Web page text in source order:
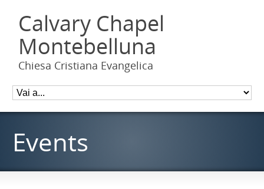
Calvary Chapel
Montebelluna
Chiesa Cristiana Evangelica
Events